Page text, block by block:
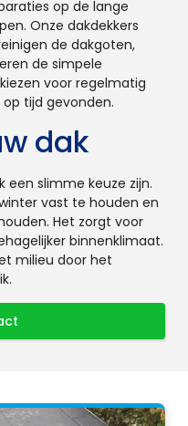
op de lange
Onze dakdekkers
de dakgoten,
de simpele
voor regelmatig
tijd gevonden.
dak
een slimme keuze zijn.
vast te houden en
Het zorgt voor
binnenklimaat.
milieu door het